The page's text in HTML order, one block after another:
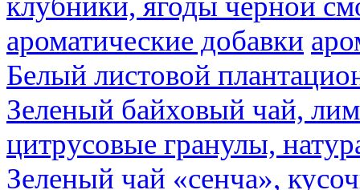
ароматические добавки
Белый листовой
Зеленый байховый чай,
цитрусовые гранулы,
Зеленый чай «сенча»,